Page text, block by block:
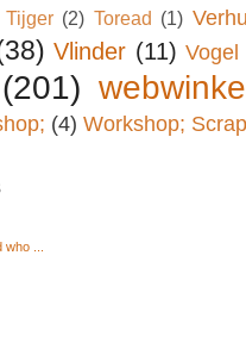
Tijger (2) Toread (1)
Vlinder (11) Vogel
(201)
(4) Workshop;
...